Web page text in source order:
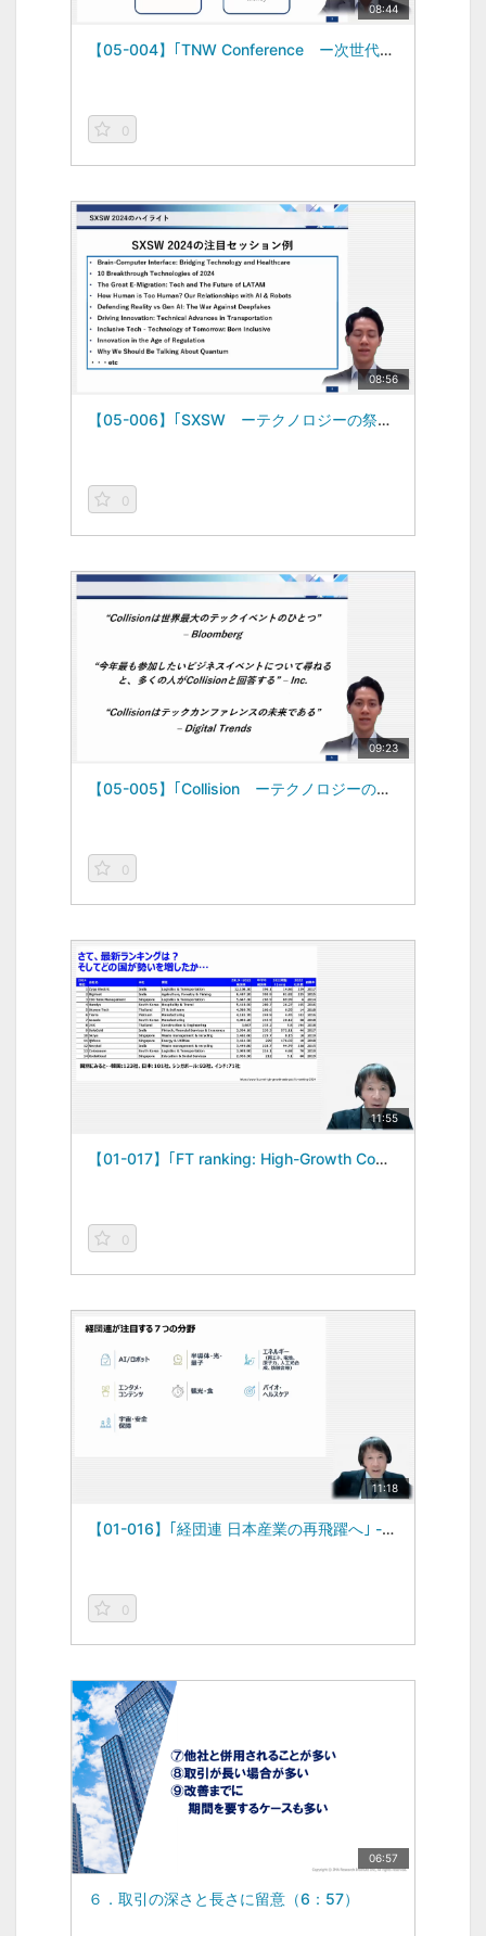
08:44
【05-004】｢TNW Conference ー次世代のデジタル技術とイノベーション」Part1 世界のイベントからみる視点 ―Global Business Topics―（2024/06/21）
0
08:56
【05-006】｢SXSW ーテクノロジーの祭典」Part1 世界のイベントからみる視点 ―Global Business Topics―（2024/06/21）
0
09:23
【05-005】｢Collision ーテクノロジーのオリンピック」Part1 世界のイベントからみる視点 ―Global Business Topics―（2024/06/21）
0
11:55
【01-017】｢FT ranking: High-Growth Companies Asia-Pacific 2024｣ -データを読む視点2024年度vol.1-（2024/06/21）
0
11:18
【01-016】｢経団連 日本産業の再飛躍へ｣ -データを読む視点2024年度vol.2-（2024/06/21）
0
06:57
６．取引の深さと長さに留意（6：57）